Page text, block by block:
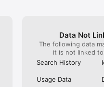
Data Not
The following data
it is not linked
Search History
Usage Data